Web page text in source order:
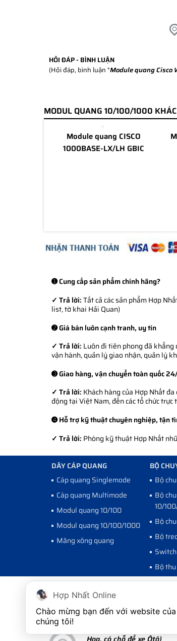
HỎI ĐÁP - BÌNH LUẬN
(Hỏi đáp, bình luận "Module quang Cisco
MODUL QUANG 10/100/1000
Module quang CISCO
1000BASE-LX/LH GBIC
➊ Cung cấp sản phẩm chính hãng?
✓ Trả lời:Tất cả các sản phẩm Hợp
list, tờ khai Hải Quan)
➋ Giá bán luôn cạnh tranh, uy tín
✓ Trả lời: Luôn đi tiên phong đã
vận hành, quản lý giao nhận, quản lý
➌ Giao hàng, vận chuyển toàn quốc
✓ Trả lời: Khách hàng của Hợp Nhất
động tại Việt Nam, đến các tổ chức trực
➍ Hỗ trợ kỹ thuật chuyên nghiệp, tận
✓ Trả lời: Phòng kỹ thuật Hợp Nhất
DÂY CÁP QUANG
Cáp quang Singlemode
Cáp quang Multimode
Modul quang 10/100
Modul quang 10/100/1000
Măng xông quang
BỘ
Bộ
Bộ
10/
Bộ
Bộ
Bộ
CÔNG TY CỔ PHẦN PHÁT
Hà Nội: Số 6A Ngõ 235
Điện thoại:024.35511 222
108/1/6 Khu
Hợp Nhất Online
Chào mừng bạn đến với website của
chúng tôi!